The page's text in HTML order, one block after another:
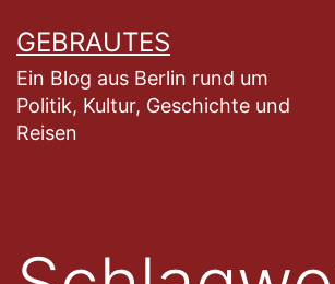
Inhalt
springen
GEBRAUTES
Ein Blog aus Berlin rund um
Politik, Kultur, Geschichte und
Reisen